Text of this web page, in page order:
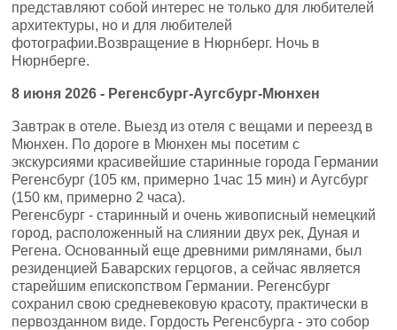
представляют собой интерес не только для любителей
архитектуры, но и для любителей
фотографии.Возвращение в Нюрнберг. Ночь в
Нюрнберге.
8 июня2026 - Регенсбург-Аугсбург-Мюнхен
Завтрак в отеле. Выезд из отеля с вещами и переезд в
Мюнхен. По дороге в Мюнхен мы посетим с
экскурсиями красивейшие старинные города Германии
Регенсбург (105 км, примерно 1час 15 мин) и Аугсбург
(150 км, примерно 2 часа).
Регенсбург - старинный и очень живописный немецкий
город, расположенный на слиянии двух рек, Дуная и
Регена. Основанный еще древними римлянами, был
резиденцией Баварских герцогов, а сейчас является
старейшим епископством Германии. Регенсбург
сохранил свою средневековую красоту, практически в
первозданном виде. Гордость Регенсбурга - это собор